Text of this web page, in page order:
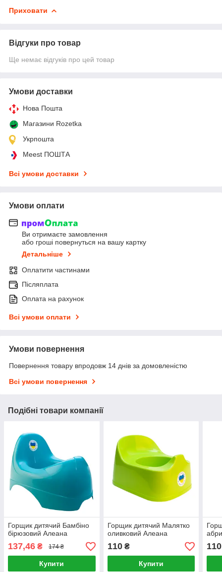
Приховати
Відгуки про товар
Ще немає відгуків про цей товар
Умови доставки
Нова Пошта
Магазини Rozetka
Укрпошта
Meest ПОШТА
Всі умови доставки
Умови оплати
Ви отримаєте замовлення
або гроші повернуться на вашу картку
Детальніше
Оплатити частинами
Післяплата
Оплата на рахунок
Всі умови оплати
Умови повернення
Повернення товару впродовж 14 днів за домовленістю
Всі умови повернення
Подібні товари компанії
Горщик дитячий Бамбіно
бірюзовий Алеана
137,46 ₴ 174 ₴
Купити
Горщик дитячий Малятко
оливковий Алеана
110₴
Купити
110